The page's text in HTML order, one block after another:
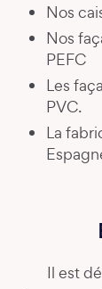
Nos
Nos
PEFC
Les
PVC.
La
Il est